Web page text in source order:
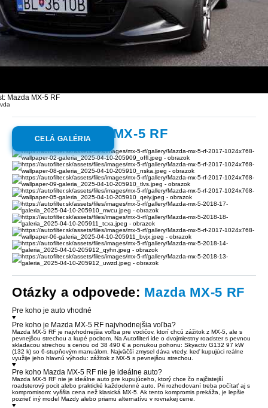
Mazda MX-5 RF
Galéria:Mazda MX-5 RF
CELÁ GALÉRIA
Otázky a odpovede: Mazda MX-5 RF
Pre koho je auto vhodné
Pre koho je Mazda MX-5 RF najvhodnejšia voľba?
Mazda MX-5 RF je najvhodnejšia voľba pre vodičov, ktorí chcú zážitok z MX-5, ale s
pevnejšou strechou a kupé pocitom. Na Autofilteri ide o dvojmiestny roadster s pevnou
skladacou strechou s cenou od 38 490 € a ponukou pohonu: Skyactiv G132 97 kW
(132 k) so 6-stupňovým manuálom. Najväčší zmysel dáva vtedy, keď kupujúci reálne
využije jeho hlavnú výhodu: zážitok z MX-5 s pevnejšou strechou.
Pre koho Mazda MX-5 RF nie je ideálne auto?
Mazda MX-5 RF nie je ideálne auto pre kupujúceho, ktorý chce čo najčistejší
roadsterový pocit alebo praktické každodenné auto. Pri rozhodovaní treba počítať aj s
kompromisom: vyššia cena než klasická MX-5. Ak tento kompromis prekáža, je lepšie
pozrieť iný model Mazdy alebo priamu alternatívu v rovnakej cene.